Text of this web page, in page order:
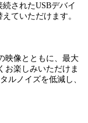
されたUSBデバイ
ていただけます。
映像とともに、最大
お楽しみいただけま
ルノイズを低減し、